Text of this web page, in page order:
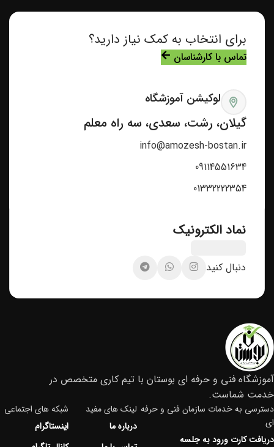
برای انتخاب به کمک نیاز دارید؟
تماس با کارشناسان
لوکیشن آموزشگاه
گیلان، رشت، سعدی، سه راه معلم
info@amozesh-bostan.ir
09114551634
01332222354
نماد الکترونیک
دنبال کنید
آموزشگاه فنی و حرفه ای بوستان با تیم کاری متخصص در
خدمت شماست.
دسترسی به خدمات سازمان فنی و حرفه
ای
دریافت کارت ورود به جلسه
لینک های مفید
درباره ما
شبکه های اجتماعی
اینستاگرام